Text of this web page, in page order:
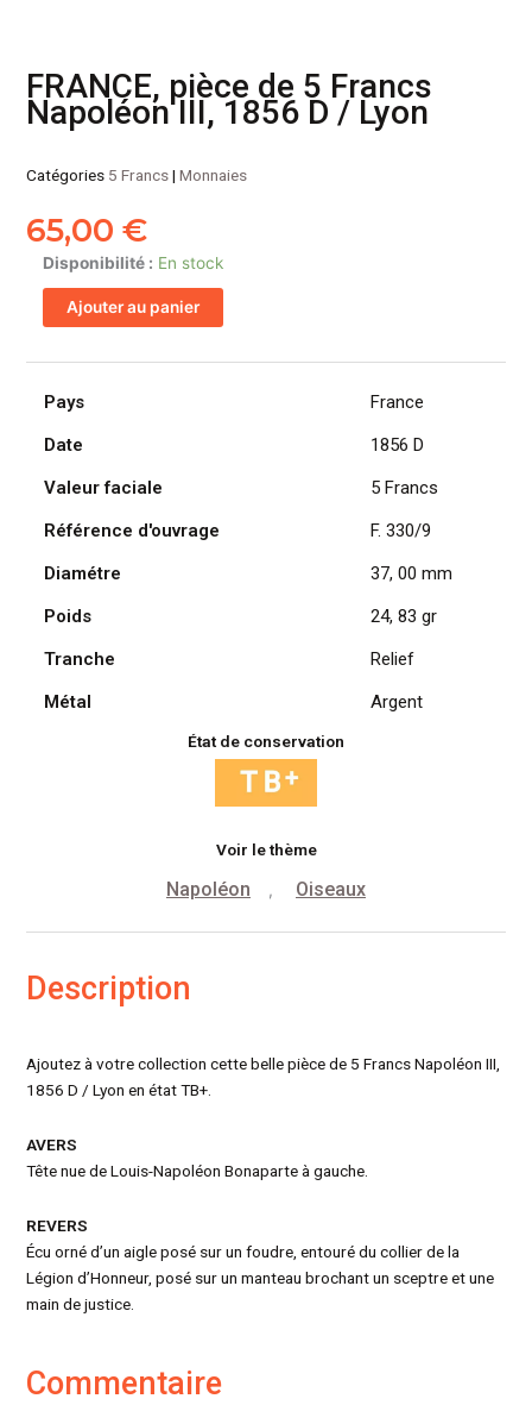
FRANCE, pièce de 5 Francs
Napoléon III, 1856 D / Lyon
Catégories 5 Francs|Monnaies
65,00€
Disponibilité : En stock
quantité
de
FRANCE,
de
Napoléon
1856
Lyon
Ajouter au panier
Pays
France
Date
1856 D
Valeur faciale
5 Francs
Référence d'ouvrage
F. 330/9
Diamétre
37, 00 mm
Poids
24, 83 gr
Tranche
Relief
Métal
Argent
État de conservation
Voir le thème
Napoléon , Oiseaux
Description
Ajoutez à votre collection cette belle pièce de 5 Francs Napoléon III,
1856 D / Lyon en état TB+.
AVERS
Tête nue de Louis-Napoléon Bonaparte à gauche.
REVERS
Écu orné d’un aigle posé sur un foudre, entouré du collier de la
Légion d’Honneur, posé sur un manteau brochant un sceptre et une
main de justice.
Commentaire